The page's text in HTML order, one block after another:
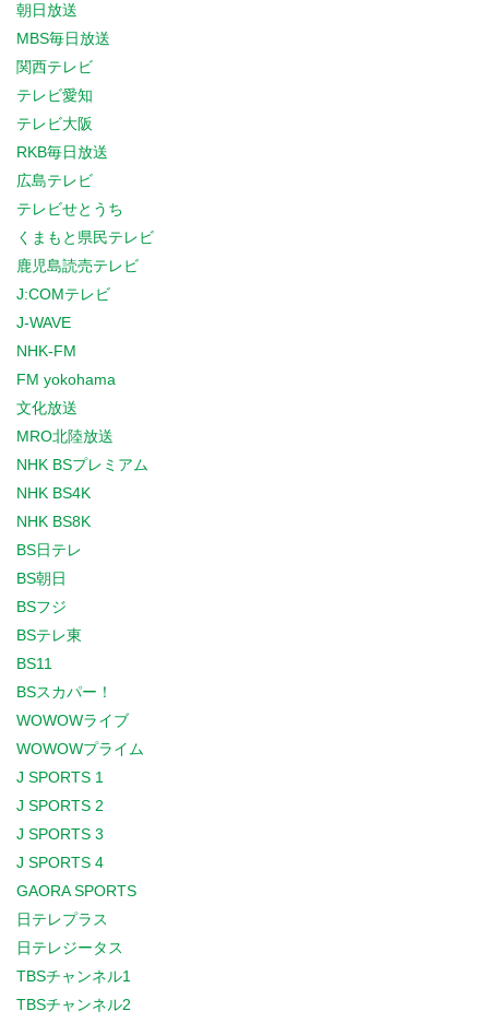
朝日放送
MBS毎日放送
関西テレビ
テレビ愛知
テレビ大阪
RKB毎日放送
広島テレビ
テレビせとうち
くまもと県民テレビ
鹿児島読売テレビ
J:COMテレビ
J-WAVE
NHK-FM
FM yokohama
文化放送
MRO北陸放送
NHK BSプレミアム
NHK BS4K
NHK BS8K
BS日テレ
BS朝日
BSフジ
BSテレ東
BS11
BSスカパー！
WOWOWライブ
WOWOWプライム
J SPORTS 1
J SPORTS 2
J SPORTS 3
J SPORTS 4
GAORA SPORTS
日テレプラス
日テレジータス
TBSチャンネル1
TBSチャンネル2